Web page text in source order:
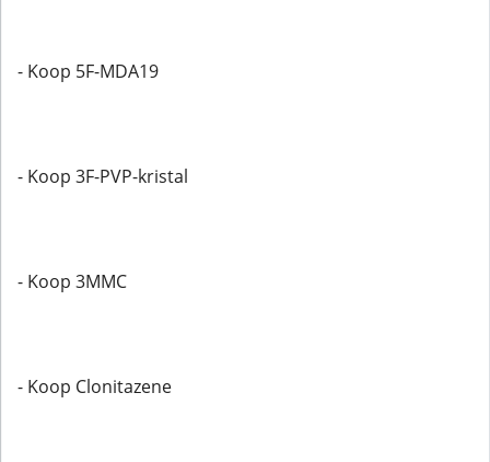
- Koop 5F-MDA19
- Koop 3F-PVP-kristal
- Koop 3MMC
- Koop Clonitazene